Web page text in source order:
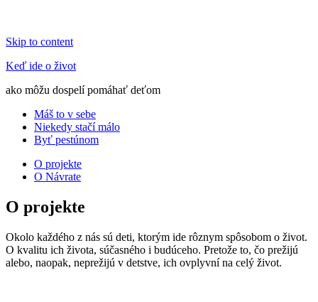
Skip to content
Keď ide o život
ako môžu dospelí pomáhať deťom
Máš to v sebe
Niekedy stačí málo
Byť pestúnom
O projekte
O Návrate
O projekte
Okolo každého z nás sú deti, ktorým ide rôznym spôsobom o život.
O kvalitu ich života, súčasného i budúceho. Pretože to, čo prežijú
alebo, naopak, neprežijú v detstve, ich ovplyvní na celý život.